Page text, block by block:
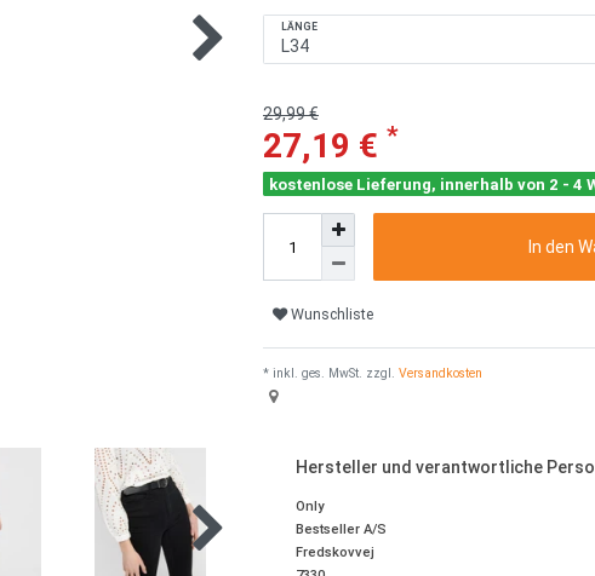
LÄNGE
29,99 €
27,19 € *
kostenlose Lieferung, innerhalb von 2 - 4
In den
Wunschliste
* inkl. ges. MwSt. zzgl. Versandkosten
Hersteller und verantwortliche
Only
Bestseller A/S
Fredskovvej